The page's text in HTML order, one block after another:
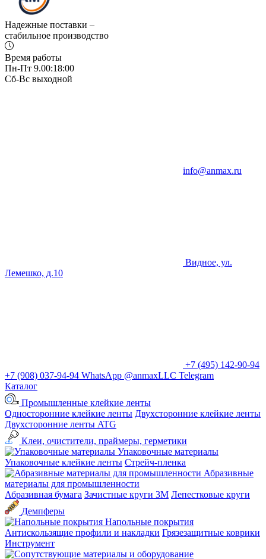
Надежные поставки –
стабильное производство
Время работы
Пн-Пт 9.00:18:00
Сб-Вс выходной
info@anmax.ru
Видное, ул.
Лемешко, д.10
+7 (495) 142-90-94
+7 (908) 037-94-94 WhatsApp @anmaxLLC Telegram
Каталог
Промышленные клейкие ленты
Односторонние клейкие ленты Двухсторонние клейкие ленты
Двухсторонние ленты ATG
Клеи, очистители, праймеры, герметики
Упаковочные материалы
Упаковочные клейкие ленты Стрейч-пленка
Абразивные
материалы для промышленности
Абразивная бумага Зачистные круги 3М Лепестковые круги
Демпферы
Напольные покрытия
Aнтискользящие профили и накладки Грязезащитные коврики
Инструмент